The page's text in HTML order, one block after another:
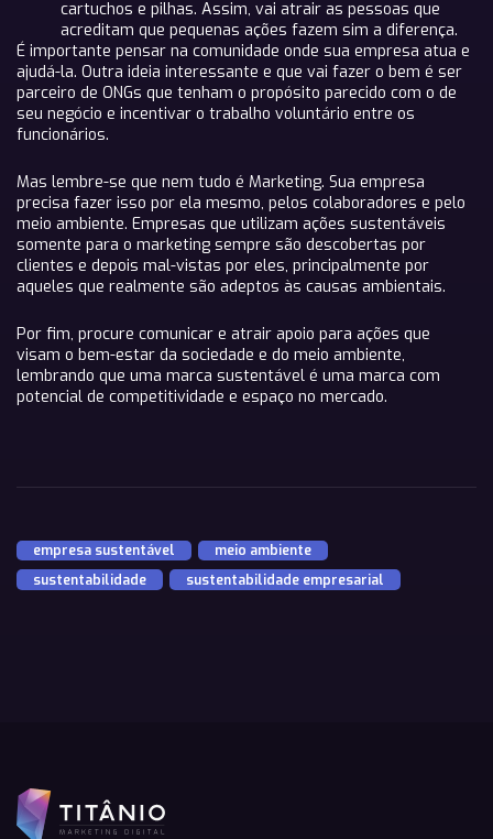
cartuchos e pilhas. Assim, vai atrair as pessoas que
acreditam que pequenas ações fazem sim a diferença.
É importante pensar na comunidade onde sua empresa atua e
ajudá-la. Outra ideia interessante e que vai fazer o bem é ser
parceiro de ONGs que tenham o propósito parecido com o de
seu negócio e incentivar o trabalho voluntário entre os
funcionários.
Mas lembre-se que nem tudo é Marketing. Sua empresa
precisa fazer isso por ela mesmo, pelos colaboradores e pelo
meio ambiente. Empresas que utilizam ações sustentáveis
somente para o marketing sempre são descobertas por
clientes e depois mal-vistas por eles, principalmente por
aqueles que realmente são adeptos às causas ambientais.
Por fim, procure comunicar e atrair apoio para ações que
visam o bem-estar da sociedade e do meio ambiente,
lembrando que uma marca sustentável é uma marca com
potencial de competitividade e espaço no mercado.
empresa sustentável meio ambiente
sustentabilidade
sustentabilidade empresarial